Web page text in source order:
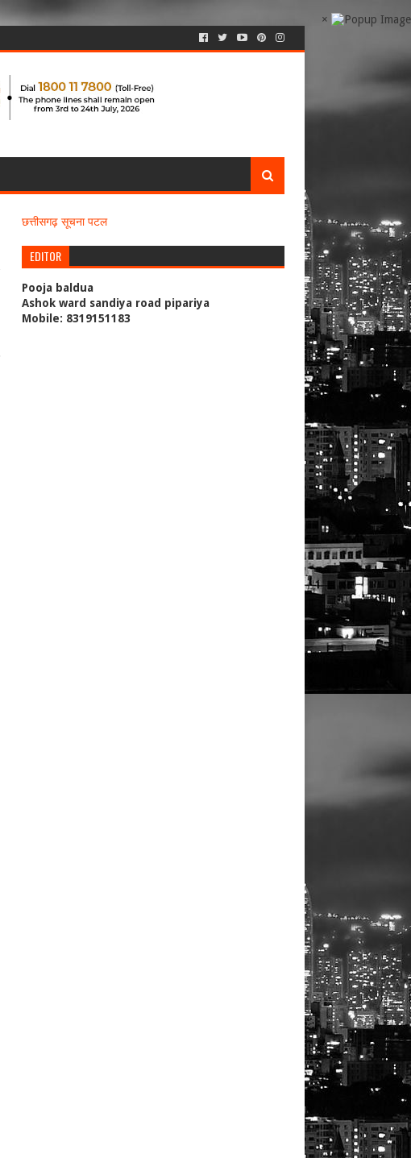
×
छत्तीसगढ़ सूचना पटल
EDITOR
Pooja baldua
Ashok ward sandiya road pipariya
Mobile: 8319151183